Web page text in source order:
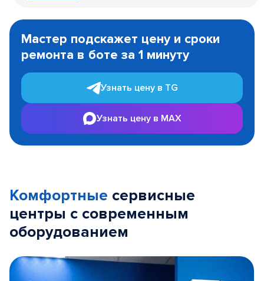
1
Мастер подскажет цену и сроки
ремонта в боте за 1 минуту
Узнать цену в TG
Узнать цену в MAX
Комфортные сервисные
центры с современным
оборудованием